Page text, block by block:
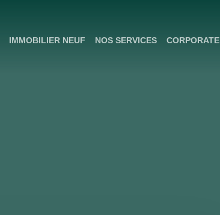
IMMOBILIER NEUF NOS SERVICES CORPORATE